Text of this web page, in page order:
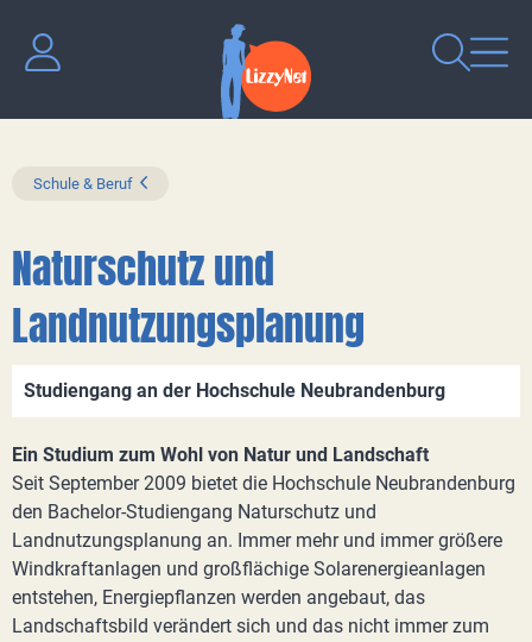
Schule & Beruf
Naturschutz und
Landnutzungsplanung
Studiengang an der Hochschule Neubrandenburg
Ein Studium zum Wohl von Natur und Landschaft
Seit September 2009 bietet die Hochschule Neubrandenburg
den Bachelor-Studiengang Naturschutz und
Landnutzungsplanung an. Immer mehr und immer größere
Windkraftanlagen und großflächige Solarenergieanlagen
entstehen, Energiepflanzen werden angebaut, das
Landschaftsbild verändert sich und das nicht immer zum